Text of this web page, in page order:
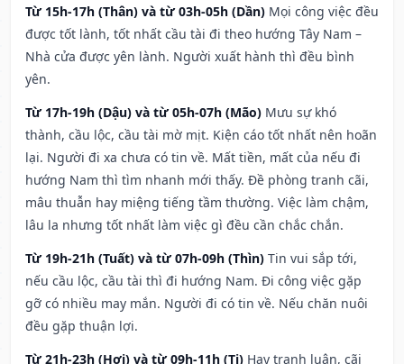
Từ 15h-17h (Thân) và từ 03h-05h (Dần) Mọi công việc đều
được tốt lành, tốt nhất cầu tài đi theo hướng Tây Nam –
Nhà cửa được yên lành. Người xuất hành thì đều bình
yên.
Từ 17h-19h (Dậu) và từ 05h-07h (Mão) Mưu sự khó
thành, cầu lộc, cầu tài mờ mịt. Kiện cáo tốt nhất nên hoãn
lại. Người đi xa chưa có tin về. Mất tiền, mất của nếu đi
hướng Nam thì tìm nhanh mới thấy. Đề phòng tranh cãi,
mâu thuẫn hay miệng tiếng tầm thường. Việc làm chậm,
lâu la nhưng tốt nhất làm việc gì đều cần chắc chắn.
Từ 19h-21h (Tuất) và từ 07h-09h (Thìn) Tin vui sắp tới,
nếu cầu lộc, cầu tài thì đi hướng Nam. Đi công việc gặp
gỡ có nhiều may mắn. Người đi có tin về. Nếu chăn nuôi
đều gặp thuận lợi.
Từ 21h-23h (Hợi) và từ 09h-11h (Tị) Hay tranh luận, cãi